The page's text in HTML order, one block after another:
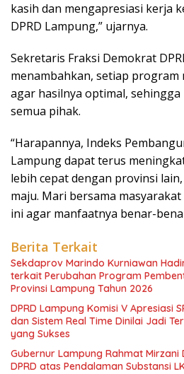
kasih dan mengapresiasi kerja
DPRD Lampung,” ujarnya.
Sekretaris Fraksi Demokrat
menambahkan, setiap
agar hasilnya optimal,
semua pihak.
“Harapannya, Indeks
Lampung dapat terus
lebih cepat dengan provinsi
maju. Mari bersama
ini agar manfaatnya benar-
Berita Terkait
Sekdaprov Marindo Kurniawan
terkait Perubahan Program
Provinsi Lampung Tahun 2026
DPRD Lampung Komisi V Apresiasi
dan Sistem Real Time Dinilai Jadi
yang Sukses
Gubernur Lampung Rahmat Mirzani
DPRD atas Pendalaman Substansi